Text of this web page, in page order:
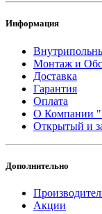
Информация
Монтаж и
Доставка
Гарантия
Оплата
О Компании
Открытый и
Дополнительно
Акции